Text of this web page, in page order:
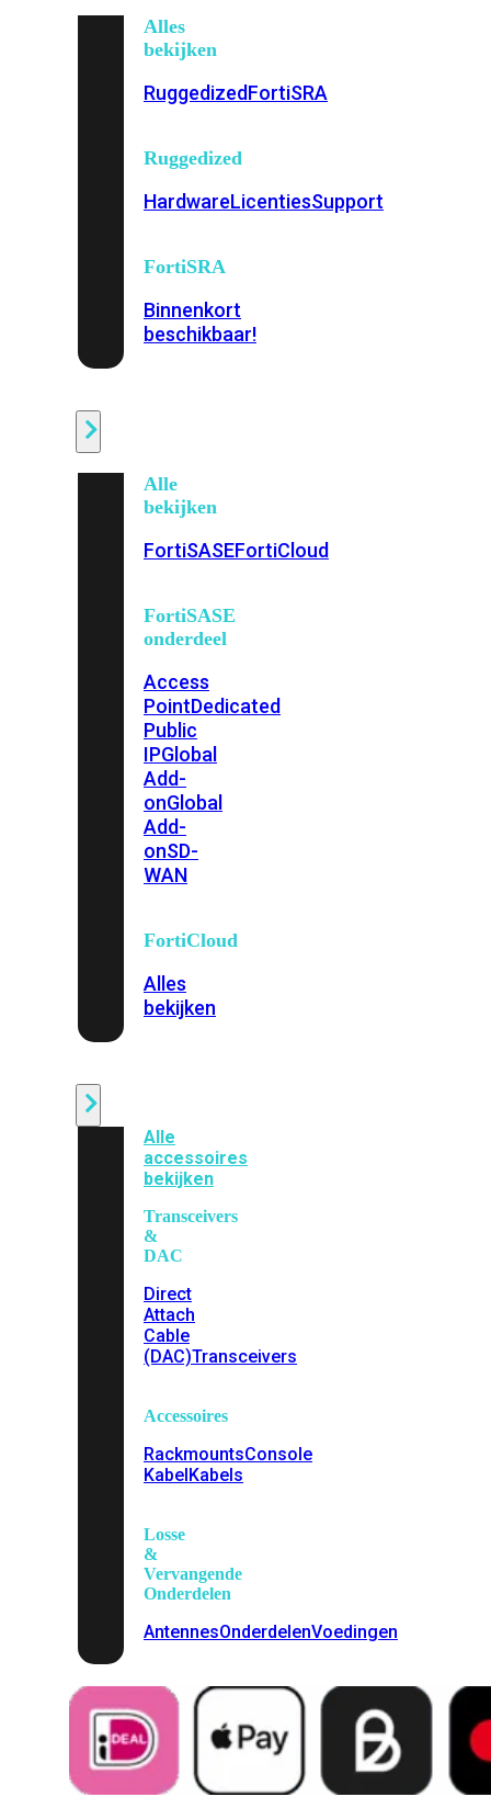
Alles
bekijken
RuggedizedFortiSRA
Ruggedized
HardwareLicentiesSupport
FortiSRA
Binnenkort
beschikbaar!
Alle
bekijken
FortiSASEFortiCloud
FortiSASE
onderdeel
Access
PointDedicated
Public
IPGlobal
Add-
onGlobal
Add-
onSD-
WAN
FortiCloud
Alles
bekijken
Alle
accessoires
bekijken
Transceivers
&
DAC
Direct
Attach
Cable
(DAC)Transceivers
Accessoires
RackmountsConsole
KabelKabels
Losse
&
Vervangende
Onderdelen
AntennesOnderdelenVoedingen